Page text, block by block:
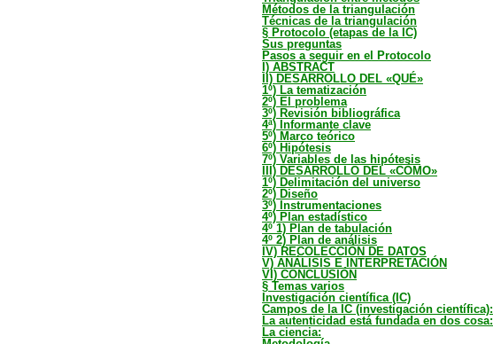
Métodos de la triangulación
Técnicas de la triangulación
§ Protocolo (etapas de la IC)
Sus preguntas
Pasos a seguir en el Protocolo
I) ABSTRACT
II) DESARROLLO DEL «QUÉ»
1º) La tematización
2º) El problema
3º) Revisión bibliográfica
4ª) Informante clave
5º) Marco teórico
6º) Hipótesis
7º) Variables de las hipótesis
III) DESARROLLO DEL «CÓMO»
1º) Delimitación del universo
2º) Diseño
3º) Instrumentaciones
4º) Plan estadístico
4º 1) Plan de tabulación
4º 2) Plan de análisis
IV) RECOLECCIÓN DE DATOS
V) ANÁLISIS E INTERPRETACIÓN
VI) CONCLUSIÓN
§ Temas varios
Investigación científica (IC)
Campos de la IC (investigación científica):
La autenticidad está fundada en dos cosa:
La ciencia: